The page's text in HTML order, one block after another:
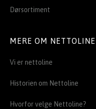
Dørsortiment
MERE OM NETTOLINE
Vi er nettoline
Historien om Nettoline
Hvorfor velge Nettoline?